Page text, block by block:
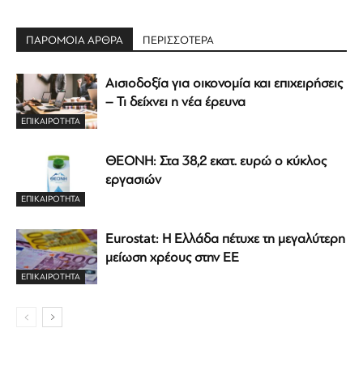
ΠΑΡΟΜΟΙΑ ΑΡΘΡΑ ΠΕΡΙΣΣΟΤΕΡΑ
ΕΠΙΚΑΙΡΟΤΗΤΑ
Αισιοδοξία για οικονομία και επιχειρήσεις
– Τι δείχνει η νέα έρευνα
ΕΠΙΚΑΙΡΟΤΗΤΑ
ΘΕΟΝΗ: Στα 38,2 εκατ. ευρώ ο κύκλος
εργασιών
ΕΠΙΚΑΙΡΟΤΗΤΑ
Eurostat: Η Ελλάδα πέτυχε τη μεγαλύτερη
μείωση χρέους στην ΕΕ